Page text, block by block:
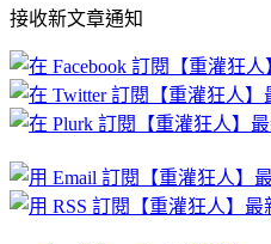
文
章
分
類
接收新文章通知